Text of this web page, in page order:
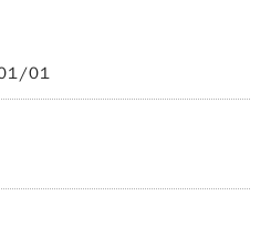
01